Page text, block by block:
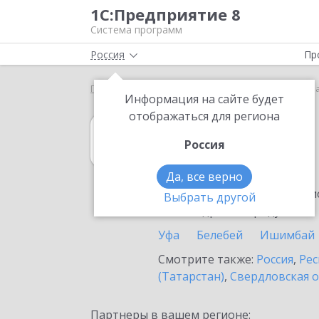
1С:Предприятие 8
Система программ
Россия
Информация на сайте будет
отображаться для региона
Россия
Да, все верно
Выбрать другой
Главная
1С:MDM КОРП
в Салавате
Ознакомьтесь с
Уфа
Белебей
Ишимбай
Смотрите также: Россия,
(Татарстан), Свердловская
Партнеры в вашем регионе: